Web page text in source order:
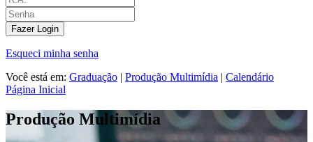
Fazer Login
Esqueci minha senha
Você está em: Graduação | Produção Multimídia | Calendário
Página Inicial
Produção Multimídia